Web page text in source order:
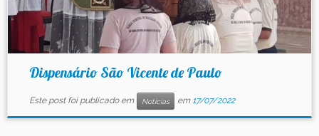
Dispensário São Vicente de Paulo
Este post foi publicado em Notícias em 17/07/2022